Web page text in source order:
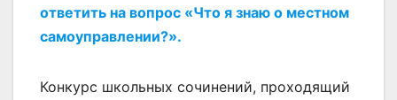
ответить на вопрос «Что я знаю о местном
самоуправлении?».
Конкурс школьных сочинений, проходящий